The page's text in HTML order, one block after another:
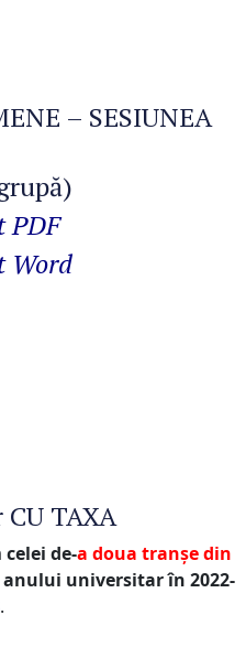
– SESIUNEA
PDF
Word
TAXA
celei de-a doua tranșe din
universitar în 2022-
.